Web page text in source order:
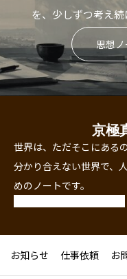
を、少しずつ考え続
思想
京極
世界は、ただそこにある
分かり合えない世界で、
めのノートです。
お知らせ 仕事依頼 お